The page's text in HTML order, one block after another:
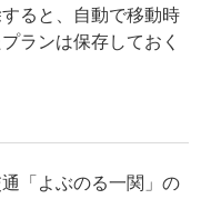
ると、自動で移動時
ランは保存しておく
「よぶのる一関」の